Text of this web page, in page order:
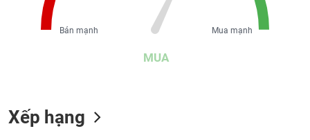
MUA
Mua mạnh
Bán mạnh
Xếp hạng
TIÊU